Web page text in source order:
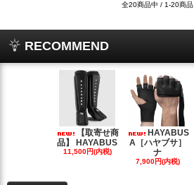
全20商品中 / 1-20商品
RECOMMEND
【取寄せ商
品】 HAYABUS
11,500円(内税)
HAYABUS
A［ハヤブサ］
ナ
7,900円(内税)